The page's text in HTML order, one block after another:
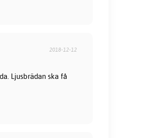
2018-12-12
Ljusbrädan ska få